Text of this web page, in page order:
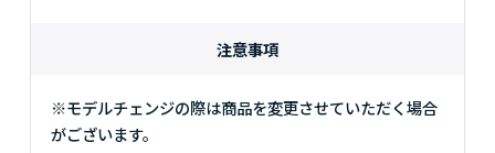
注意事項
※モデルチェンジの際は商品を変更させていただく場合
がございます。